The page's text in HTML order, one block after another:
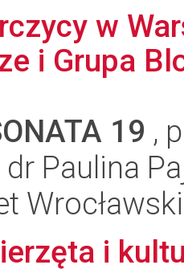
w
i Grupa
19 ,
Paulina
i